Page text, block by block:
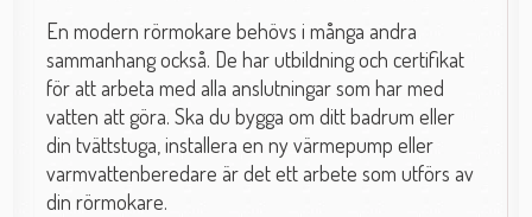
En modern rörmokare behövs i många andra
sammanhang också. De har utbildning och certifikat
för att arbeta med alla anslutningar som har med
vatten att göra. Ska du bygga om ditt badrum eller
din tvättstuga, installera en ny värmepump eller
varmvattenberedare är det ett arbete som utförs av
din rörmokare.